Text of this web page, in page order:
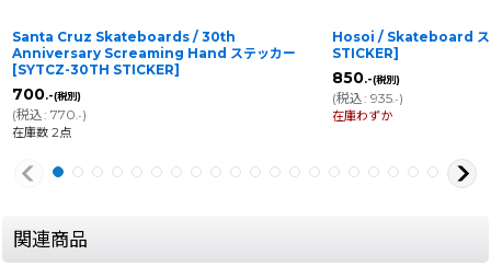
Santa Cruz Skateboards / 30th
Anniversary Screaming Hand ステッカー
[SYTCZ-30TH STICKER]
700.-(税別)
(税込: 770 .-)
在庫数 2点
Hosoi / Skateboard ス
STICKER]
850.-(税別)
(税込: 935.-)
在庫わずか
関連商品